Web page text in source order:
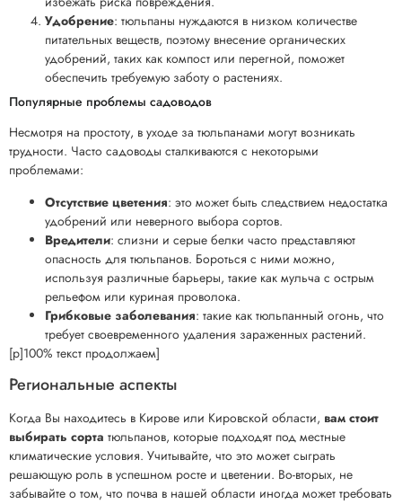
Удобрение: тюльпаны нуждаются в низком количестве
питательных веществ, поэтому внесение органических
удобрений, таких как компост или перегной, поможет
обеспечить требуемую заботу о растениях.
Популярные проблемы садоводов
Несмотря на простоту, в уходе за тюльпанами могут возникать
трудности. Часто садоводы сталкиваются с некоторыми
проблемами:
Отсутствие цветения: это может быть следствием недостатка
удобрений или неверного выбора сортов.
Вредители: слизни и серые белки часто представляют
опасность для тюльпанов. Бороться с ними можно,
используя различные барьеры, такие как мульча с острым
рельефом или куриная проволока.
Грибковые заболевания: такие как тюльпанный огонь, что
требует своевременного удаления зараженных растений.
[p]100% текст продолжаем]
Региональные аспекты
Когда Вы находитесь в Кирове или Кировской области, вам стоит
выбирать сорта тюльпанов, которые подходят под местные
климатические условия. Учитывайте, что это может сыграть
решающую роль в успешном росте и цветении. Во-вторых, не
забывайте о том, что почва в нашей области иногда может требовать